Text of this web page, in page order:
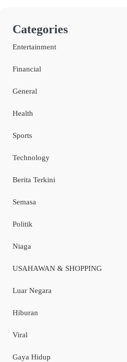
Categories
Entertainment
Financial
General
Health
Sports
Technology
Berita Terkini
Semasa
Politik
Niaga
USAHAWAN & SHOPPING
Luar Negara
Hiburan
Viral
Gaya Hidup